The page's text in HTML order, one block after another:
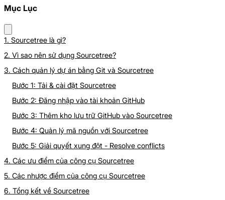
Mục Lục
1. Sourcetree là gì?
2. Vì sao nên sử dụng Sourcetree?
3. Cách quản lý dự án bằng Git và Sourcetree
Bước 1: Tải & cài đặt Sourcetree
Bước 2: Đăng nhập vào tài khoản GitHub
Bước 3: Thêm kho lưu trữ GitHub vào Sourcetree
Bước 4: Quản lý mã nguồn với Sourcetree
Bước 5: Giải quyết xung đột - Resolve conflicts
4. Các ưu điểm của công cụ Sourcetree
5. Các nhược điểm của công cụ Sourcetree
6. Tổng kết về Sourcetree